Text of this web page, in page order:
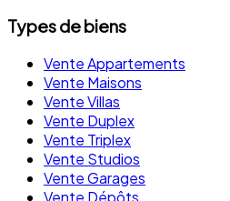
Types de biens
Vente Appartements
Vente Maisons
Vente Villas
Vente Duplex
Vente Triplex
Vente Studios
Vente Garages
Vente Dépôts